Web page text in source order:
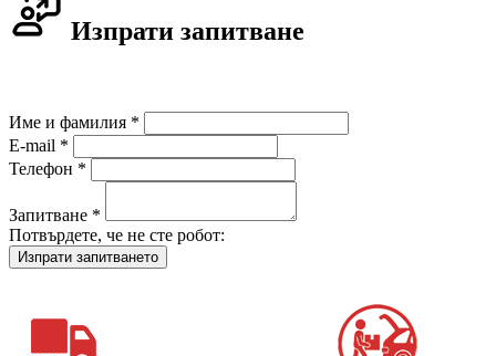
Изпрати запитване
Име и фамилия *
E-mail *
Телефон *
Запитване *
Потвърдете, че не сте робот: